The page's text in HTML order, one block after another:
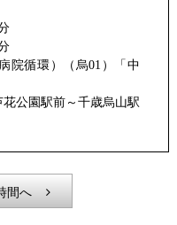
院循環）（烏01）「中
公園駅前～千歳烏山駅
間へ